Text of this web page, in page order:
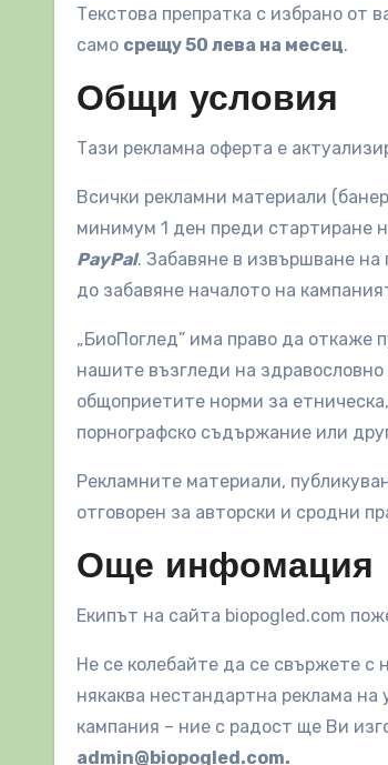
Текстова препратка с избрано от
само срещу 50 лева на месец.
Общи условия
Тази рекламна оферта е
Всички рекламни материали
минимум 1 ден преди стартиране
PayPal. Забавяне в извършване
до забавяне началото на
„БиоПоглед” има право да откаже
нашите възгледи на
общоприетите норми за
порнографско съдържание или
Рекламните материали,
отговорен за авторски и сродни
Още инфомация
Екипът на сайта biopogled.com
Не се колебайте да се свържете с
някаква нестандартна реклама
кампания – ние с радост ще Ви
admin@biopogled.com.